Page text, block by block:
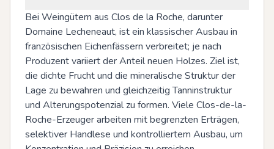
Bei Weingütern aus Clos de la Roche, darunter
Domaine Lecheneaut, ist ein klassischer Ausbau in
französischen Eichenfässern verbreitet; je nach
Produzent variiert der Anteil neuen Holzes. Ziel ist,
die dichte Frucht und die mineralische Struktur der
Lage zu bewahren und gleichzeitig Tanninstruktur
und Alterungspotenzial zu formen. Viele Clos-de-la-
Roche-Erzeuger arbeiten mit begrenzten Erträgen,
selektiver Handlese und kontrolliertem Ausbau, um